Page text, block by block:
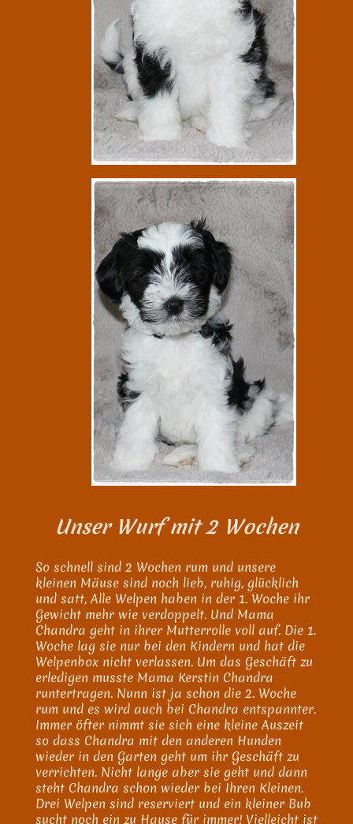
Unser Wurf mit 2 Wochen
So schnell sind 2 Wochen rum und unsere
kleinen Mäuse sind noch lieb, ruhig, glücklich
und satt, Alle Welpen haben in der 1. Woche ihr
Gewicht mehr wie verdoppelt. Und Mama
Chandra geht in ihrer Mutterrolle voll auf. Die 1.
Woche lag sie nur bei den Kindern und hat die
Welpenbox nicht verlassen. Um das Geschäft zu
erledigen musste Mama Kerstin Chandra
runtertragen. Nunn ist ja schon die 2. Woche
rum und es wird auch bei Chandra entspannter.
Immer öfter nimmt sie sich eine kleine Auszeit
so dass Chandra mit den anderen Hunden
wieder in den Garten geht um ihr Geschäft zu
verrichten. Nicht lange aber sie geht und dann
steht Chandra schon wieder bei Ihren Kleinen.
Drei Welpen sind reserviert und ein kleiner Bub
sucht noch ein zu Hause für immer! Vielleicht ist